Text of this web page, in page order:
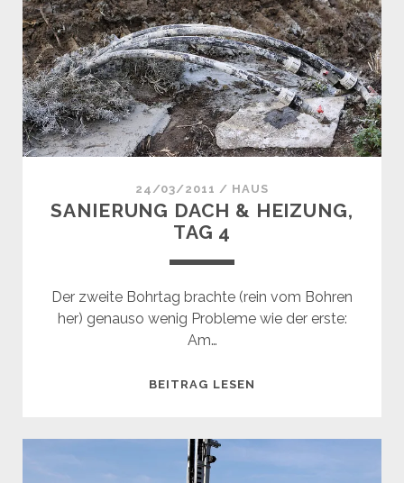
TAG
7
24/03/2011 / HAUS
SANIERUNG DACH & HEIZUNG,
TAG 4
Der zweite Bohrtag brachte (rein vom Bohren
her) genauso wenig Probleme wie der erste:
Am…
BEITRAG LESEN